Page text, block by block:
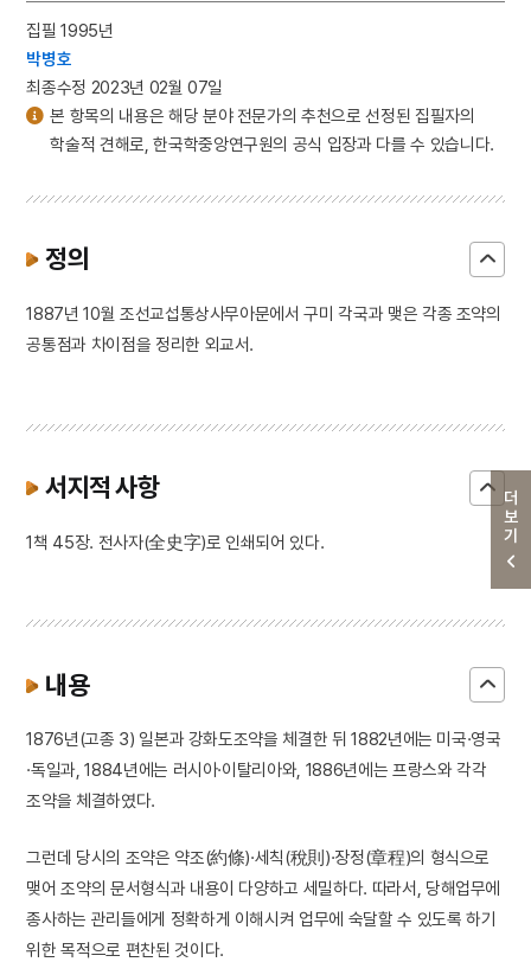
더보기
집필 1995년
박병호
최종수정 2023년 02월 07일
본 항목의 내용은 해당 분야 전문가의 추천으로 선정된 집필자의
학술적 견해로, 한국학중앙연구원의 공식 입장과 다를 수 있습니다.
정의
1887년 10월 조선교섭통상사무아문에서 구미 각국과 맺은 각종 조약의
공통점과 차이점을 정리한 외교서.
서지적 사항
1책 45장. 전사자(全史字)로 인쇄되어 있다.
내용
1876년(고종 3) 일본과 강화도조약을 체결한 뒤 1882년에는 미국·영국
·독일과, 1884년에는 러시아·이탈리아와, 1886년에는 프랑스와 각각
조약을 체결하였다.
그런데 당시의 조약은 약조(約條)·세칙(稅則)·장정(章程)의 형식으로
맺어 조약의 문서형식과 내용이 다양하고 세밀하다. 따라서, 당해업무에
종사하는 관리들에게 정확하게 이해시켜 업무에 숙달할 수 있도록 하기
위한 목적으로 편찬된 것이다.